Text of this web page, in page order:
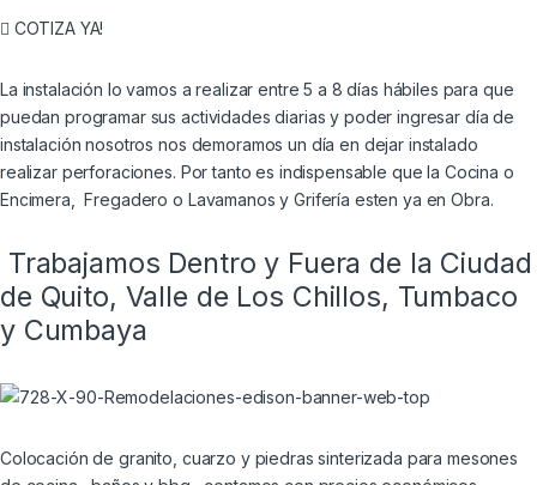
COTIZA YA!
La instalación lo vamos a realizar entre 5 a 8 días hábiles para que
puedan programar sus actividades diarias y poder ingresar día de
instalación nosotros nos demoramos un día en dejar instalado
realizar perforaciones. Por tanto es indispensable que la Cocina o
Encimera, Fregadero o Lavamanos y Grifería esten ya en Obra.
Trabajamos Dentro y Fuera de la Ciudad
de Quito, Valle de Los Chillos, Tumbaco
y Cumbaya
Colocación de granito, cuarzo y piedras sinterizada para mesones